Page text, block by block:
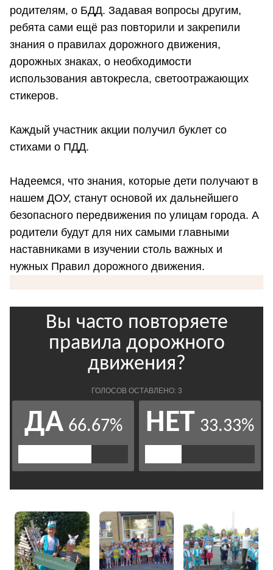
родителям, о БДД. Задавая вопросы другим,
ребята сами ещё раз повторили и закрепили
знания о правилах дорожного движения,
дорожных знаках, о необходимости
использования автокресла, светоотражающих
стикеров.
Каждый участник акции получил буклет со
стихами о ПДД.
Надеемся, что знания, которые дети получают в
нашем ДОУ, станут основой их дальнейшего
безопасного передвижения по улицам города. А
родители будут для них самыми главными
наставниками в изучении столь важных и
нужных Правил дорожного движения.